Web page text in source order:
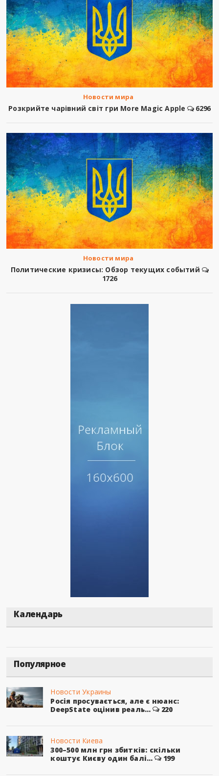
Новости мира
Розкрийте чарівний світ гри More Magic Apple 6296
Новости мира
Политические кризисы: Обзор текущих событий
1726
Календарь
Популярное
Новости Украины
Росія просувається, але є нюанс:
DeepState оцінив реаль...
220
Новости Киева
300–500 млн грн збитків: скільки
коштує Києву один балі...
199